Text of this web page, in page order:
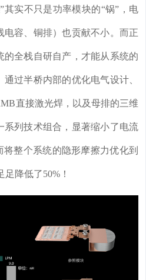
其实不只是功率模块的“锅”，电
电容、铜排）也贡献不小。而正
的全栈自研自产，才能从系统的
过半桥内部的优化电气设计、
直接激光焊，以及母排的三维
系列技术组合，显著缩小了电流
将整个系统的隐形摩擦力优化到
降低了50%！